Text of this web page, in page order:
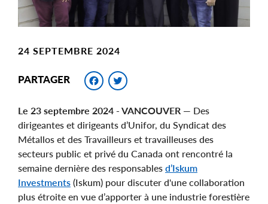
24 SEPTEMBRE 2024
PARTAGER Facebook
Le 23 septembre 2024 - VANCOUVER — Des
dirigeantes et dirigeants d’Unifor, du Syndicat des
Métallos et des Travailleurs et travailleuses des
secteurs public et privé du Canada ont rencontré la
semaine dernière des responsables d’Iskum
Investments (Iskum) pour discuter d'une collaboration
plus étroite en vue d’apporter à une industrie forestière